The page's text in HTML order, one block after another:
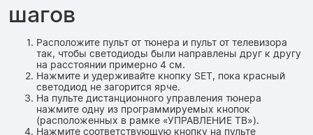
шагов
Расположите пульт от тюнера и пульт от телевизора
так, чтобы светодиоды были направлены друг к другу
на расстоянии примерно 4 см.
Нажмите и удерживайте кнопку SET, пока красный
светодиод не загорится ярче.
На пульте дистанционного управления тюнера
нажмите одну из программируемых кнопок
(расположенных в рамке «УПРАВЛЕНИЕ ТВ»).
Нажмите соответствующую кнопку на пульте